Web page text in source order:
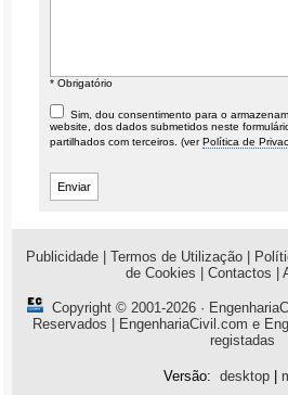
* Obrigatório
Sim, dou consentimento para o
website, dos dados submetidos neste
partilhados com terceiros. (verPolítica de
Publicidade Termos de Utilização
de Cookies
Contactos
Copyright © 2001-2026 ·
Reservados | EngenhariaCivil.com e
registadas
Versão: desktop|